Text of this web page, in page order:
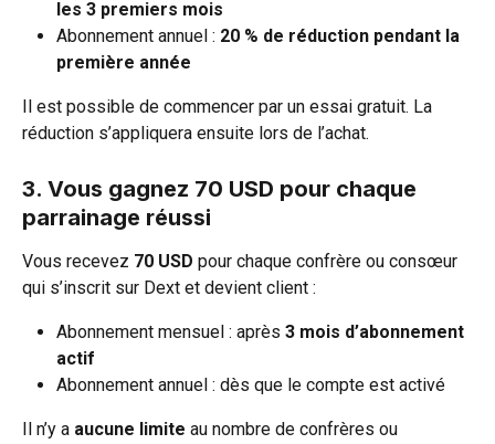
les 3 premiers mois
Abonnement annuel : 20 % de réduction pendant la
première année
Il est possible de commencer par un essai gratuit. La
réduction s’appliquera ensuite lors de l’achat.
3. Vous gagnez 70 USD pour chaque
parrainage réussi
Vous recevez 70 USD pour chaque confrère ou consœur
qui s’inscrit sur Dext et devient client :
Abonnement mensuel : après 3 mois d’abonnement
actif
Abonnement annuel : dès que le compte est activé
Il n’y a aucune limite au nombre de confrères ou